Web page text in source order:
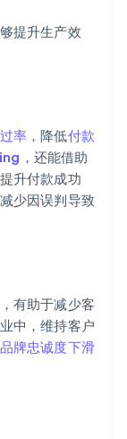
提升生产效
率 ，降低付款
，还能借助
升付款成功
少因误判导致
有助于减少客
中，维持客户
品牌忠诚度下滑